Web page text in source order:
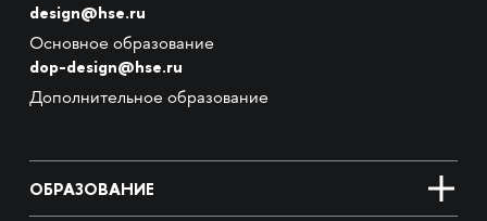
design@hse.ru
Основное образование
dop-design@hse.ru
Дополнительное образование
ОБРАЗОВАНИЕ